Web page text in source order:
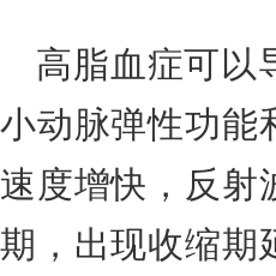
高脂血症可以
小动脉弹性功能
速度增快，反射
期，出现收缩期